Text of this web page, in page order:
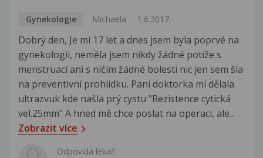
Gynekologie Michaela 1.6.2017
Dobrý den, Je mi 17 let a dnes jsem byla poprvé na
gynekologii, neměla jsem nikdy žádné potíže s
menstruací ani s ničím žádné bolesti nic jen sem šla
na preventivní prohlídku. Paní doktorka mi dělala
ultrazvuk kde našla prý cystu "Rezistence cytická
vel.25mm" A hned mě chce poslat na operaci, ale...
Zobrazit více
Odpovídá lékař: